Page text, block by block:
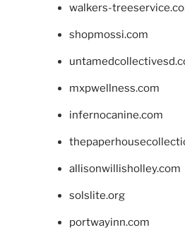
walkers-
shopmossi.com
mxpwellness.com
infernocanine.com
allisonwillisholley.com
solslite.org
portwayinn.com